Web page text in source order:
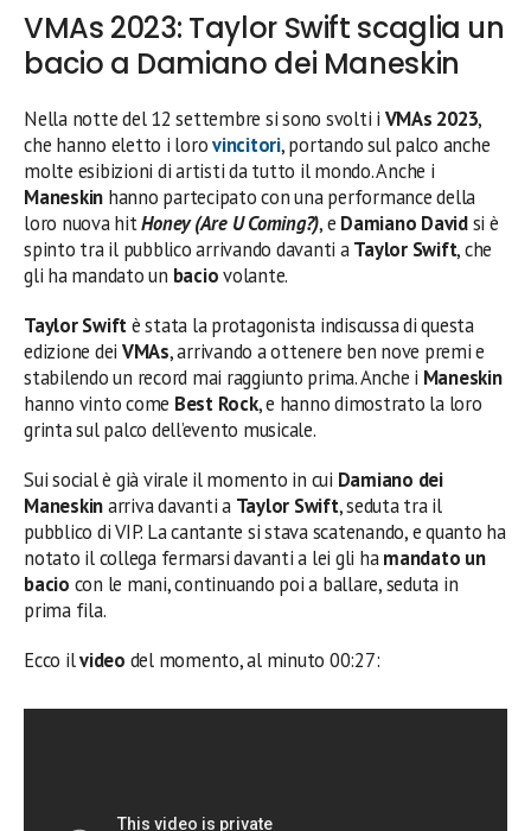
VMAs 2023: Taylor Swift scaglia un
bacio a Damiano dei Maneskin
Nella notte del 12 settembre si sono svolti i VMAs 2023,
che hanno eletto i lorovincitori, portando sul palco anche
molte esibizioni di artisti da tutto il mondo. Anche i
Maneskin hanno partecipato con una performance della
loro nuova hitHoney (Are U Coming?), e Damiano Davidsi è
spinto tra il pubblico arrivando davanti aTaylor Swift, che
gli ha mandato un baciovolante.
Taylor Swiftè stata la protagonista indiscussa di questa
edizione dei VMAs, arrivando a ottenere ben nove premi e
stabilendo un record mai raggiunto prima. Anche i Maneskin
hanno vinto come Best Rock, e hanno dimostrato la loro
grinta sul palco dell’evento musicale.
Sui social è già virale il momento in cui Damiano dei
Maneskinarriva davanti a Taylor Swift, seduta tra il
pubblico di VIP. La cantante si stava scatenando, e quanto ha
notato il collega fermarsi davanti a lei gli hamandato un
bacio con le mani, continuando poi a ballare, seduta in
prima fila.
Ecco ilvideo del momento, al minuto 00:27: